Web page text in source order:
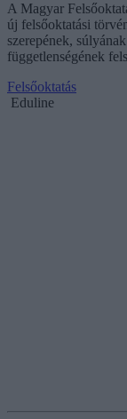
A Magyar
új felsőoktatási
szerepének,
függetlenségének
Felsőoktatás
Eduline